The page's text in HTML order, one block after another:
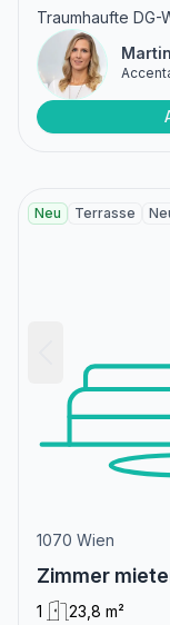
Traumhaufte DG-
Neu Terrasse
1070 Wien
Zimmer
1
23,8 m²